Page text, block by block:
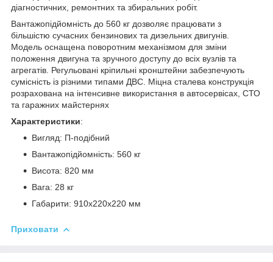
діагностичних, ремонтних та збиральних робіт.
Вантажопідйомність до 560 кг дозволяє працювати з
більшістю сучасних бензинових та дизельних двигунів.
Модель оснащена поворотним механізмом для зміни
положення двигуна та зручного доступу до всіх вузлів та
агрегатів. Регульовані кріпильні кронштейни забезпечують
сумісність із різними типами ДВС. Міцна сталева конструкція
розрахована на інтенсивне використання в автосервісах, СТО
та гаражних майстернях
Характеристики:
Вигляд: П-подібний
Вантажопідйомність: 560 кг
Висота: 820 мм
Вага: 28 кг
Габарити: 910х220х220 мм
Приховати